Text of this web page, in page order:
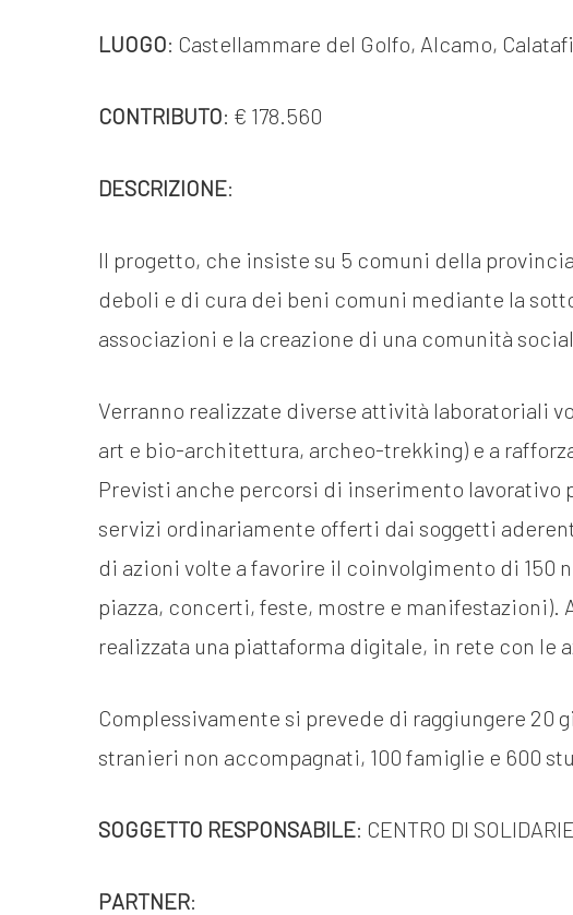
LUOGO: Castellammare del Golfo, Alcamo,
CONTRIBUTO: € 178.560
DESCRIZIONE:
Il progetto, che insiste su 5 comuni della
deboli e di cura dei beni comuni mediante la
associazioni e la creazione di una comunità
Verranno realizzate diverse attività laboratoriali
art e bio-architettura, archeo-trekking) e a
Previsti anche percorsi di inserimento
servizi ordinariamente offerti dai soggetti
di azioni volte a favorire il coinvolgimento di 150
piazza, concerti, feste, mostre e
realizzata una piattaforma digitale, in rete con
Complessivamente si prevede di raggiungere 20
stranieri non accompagnati, 100 famiglie e 600
SOGGETTO RESPONSABILE: CENTRO DI
PARTNER:
Bilancio di missione
Appuntamenti
Videomagazine